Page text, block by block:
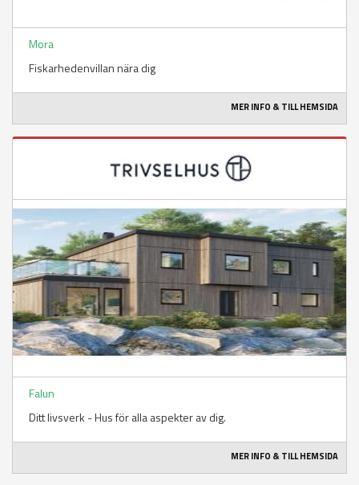
Mora
Fiskarhedenvillan nära dig
MER INFO & TILL HEMSIDA
Falun
Ditt livsverk - Hus för alla aspekter av dig.
MER INFO & TILL HEMSIDA